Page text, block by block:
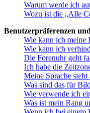
Warum werde ich
Wozu ist die „Alle
Benutzerpräferenzen
Wie kann ich meine
Wie kann ich
Die Forenuhr geht
Ich habe die
Meine Sprache
Was sind das für
Wie verwende ich
Was ist mein Rang